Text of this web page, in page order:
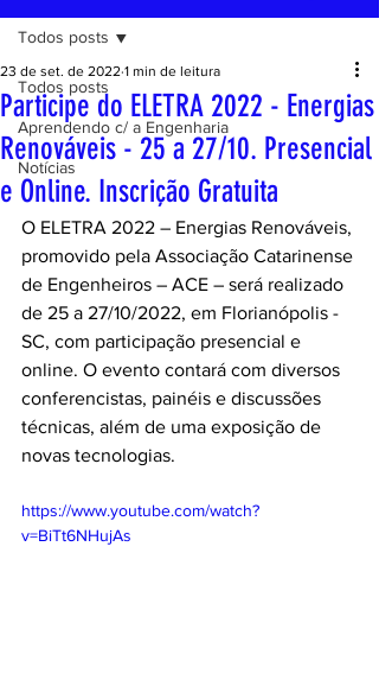
Todos posts
Aprendendo c/ a Engenharia
Notícias
Todos posts
Participe do ELETRA 2022 - Energias
Renováveis - 25 a 27/10. Presencial
e Online. Inscrição Gratuita
23 de set. de 2022 1 min de leitura
O ELETRA 2022 – Energias Renováveis,
promovido pela Associação Catarinense
de Engenheiros – ACE – será realizado
de 25 a 27/10/2022, em Florianópolis -
SC, com participação presencial e
online. O evento contará com diversos
conferencistas, painéis e discussões
técnicas, além de uma exposição de
novas tecnologias.
https://www.youtube.com/watch?
v=BiTt6NHujAs